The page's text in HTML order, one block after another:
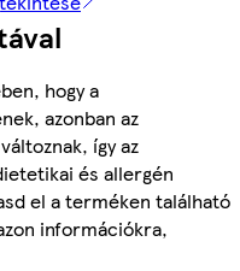
hogy a
azonban az
így az
és allergén
el a terméken található
információkra,